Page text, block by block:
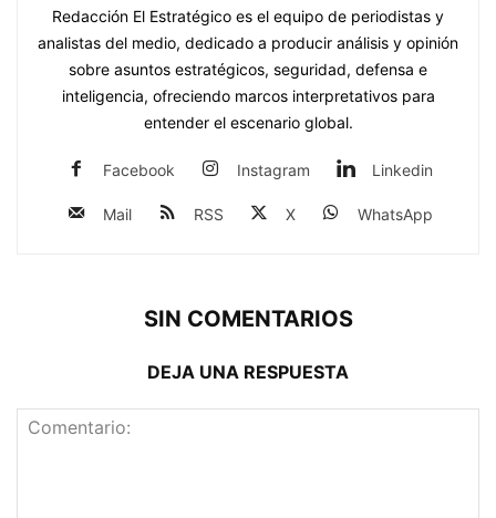
Redacción El Estratégico es el equipo de periodistas y
analistas del medio, dedicado a producir análisis y opinión
sobre asuntos estratégicos, seguridad, defensa e
inteligencia, ofreciendo marcos interpretativos para
entender el escenario global.
Facebook Instagram Linkedin
Mail RSS X WhatsApp
SIN COMENTARIOS
DEJA UNA RESPUESTA